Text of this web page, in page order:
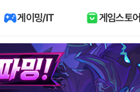
게이밍/IT 게임스토어